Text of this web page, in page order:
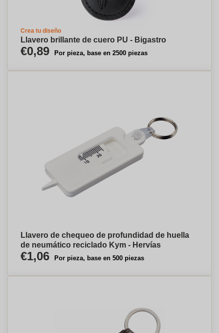
Crea tu diseño
Llavero brillante de cuero PU - Bigastro
€0,89 Por pieza, base en 2500 piezas
Llavero de chequeo de profundidad de huella
de neumático reciclado Kym - Hervías
€1,06 Por pieza, base en 500 piezas